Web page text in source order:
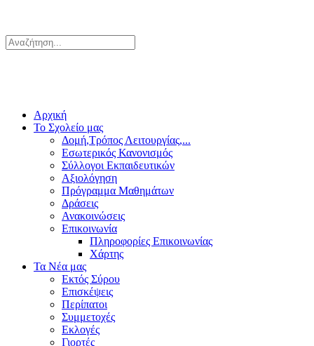
Αρχική
Το Σχολείο μας
Δομή,Τρόπος Λειτουργίας,...
Εσωτερικός Κανονισμός
Σύλλογοι Εκπαιδευτικών
Αξιολόγηση
Πρόγραμμα Μαθημάτων
Δράσεις
Ανακοινώσεις
Επικοινωνία
Πληροφορίες Επικοινωνίας
Χάρτης
Τα Νέα μας
Εκτός Σύρου
Επισκέψεις
Περίπατοι
Συμμετοχές
Εκλογές
Γιορτές